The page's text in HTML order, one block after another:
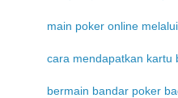
main poker online
cara mendapatkan kartu
bermain bandar poker